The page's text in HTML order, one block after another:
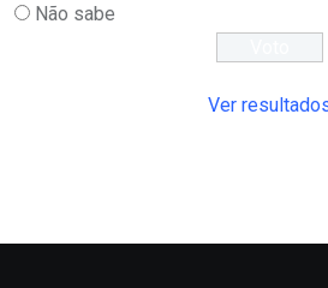
Não sabe
Ver